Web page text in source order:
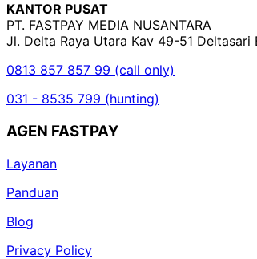
KANTOR PUSAT
PT. FASTPAY MEDIA NUSANTARA
Jl. Delta Raya Utara Kav 49-51
0813 857 857 99 (call only)
031 - 8535 799 (hunting)
AGEN FASTPAY
Layanan
Panduan
Blog
Privacy Policy